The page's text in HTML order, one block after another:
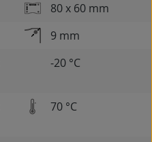
80 x 60 mm
9 mm
-20 °C
70 °C